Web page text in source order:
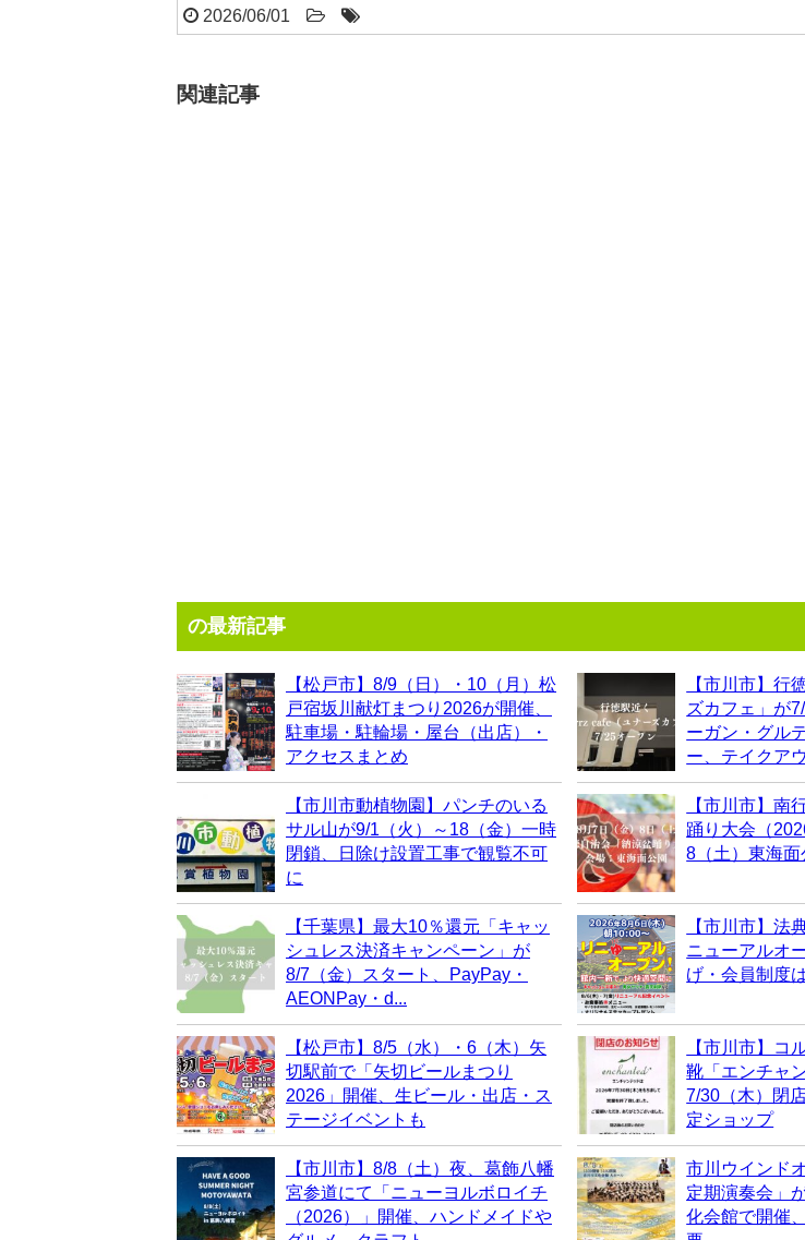
2026/06/01
関連記事
の最新記事
【松戸市】8/9（日）・10（月）松
戸宿坂川献灯まつり2026が開催、
駐車場・駐輪場・屋台（出店）・
アクセスまとめ
【市川市】行
ズカフェ」が
ーガン・グル
ー、テイクア
【市川市動植物園】パンチのいる
サル山が9/1（火）～18（金）一時
閉鎖、日除け設置工事で観覧不可
に
【市川市】南
踊り大会（
8（土）東海面
【千葉県】最大10％還元「キャッ
シュレス決済キャンペーン」が
8/7（金）スタート、PayPay・
AEONPay・d...
【市川市】法
ニューアルオ
げ・会員制度
【松戸市】8/5（水）・6（木）矢
切駅前で「矢切ビールまつり
2026」開催、生ビール・出店・ス
テージイベントも
【市川市】コ
靴「エンチャ
7/30（木）閉
定ショップ
【市川市】8/8（土）夜、葛飾八幡
宮参道にて「ニューヨルボロイチ
（2026）」開催、ハンドメイドや
市川ウインド
定期演奏会」
化会館で開催